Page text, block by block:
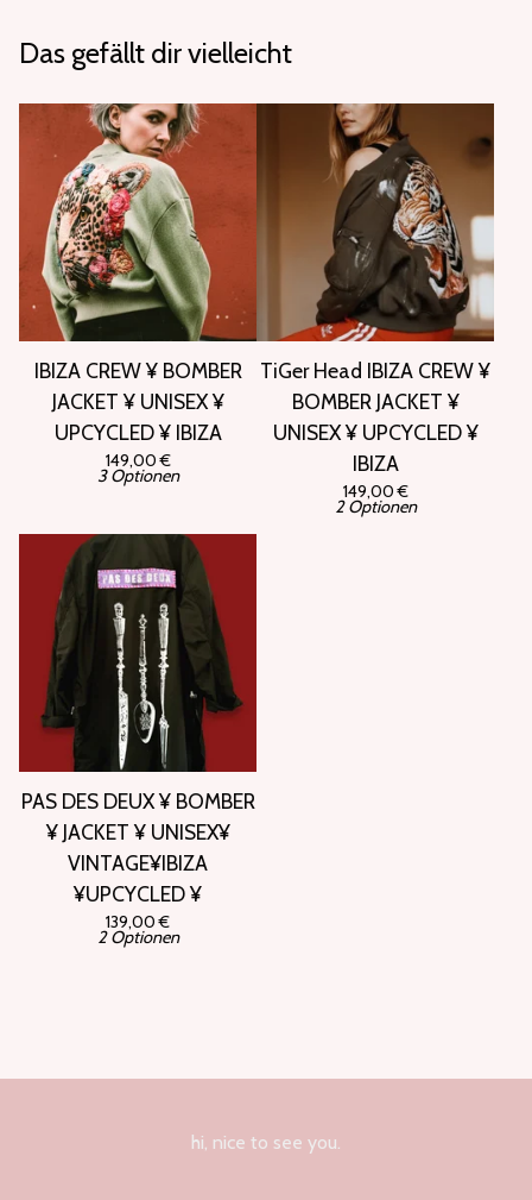
Das gefällt dir vielleicht
IBIZA CREW ¥ BOMBER
JACKET ¥ UNISEX ¥
UPCYCLED ¥ IBIZA
149,00€
3 Optionen
TiGer Head IBIZA CREW ¥
BOMBER JACKET ¥
UNISEX ¥ UPCYCLED ¥
IBIZA
149,00€
2 Optionen
PAS DES DEUX ¥ BOMBER
¥ JACKET ¥ UNISEX¥
VINTAGE¥IBIZA
¥UPCYCLED ¥
139,00€
2 Optionen
hi, nice to see you.